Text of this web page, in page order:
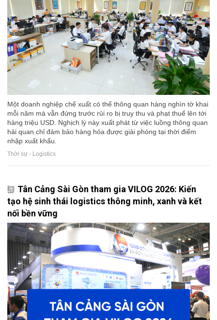
Một doanh nghiệp chế xuất có thể thông quan hàng nghìn tờ khai
mỗi năm mà vẫn đứng trước rủi ro bị truy thu và phạt thuế lên tới
hàng triệu USD. Nghịch lý này xuất phát từ việc luồng thông quan
hải quan chỉ đảm bảo hàng hóa được giải phóng tại thời điểm
nhập xuất khẩu.
Thời sự - Logistics
Tân Cảng Sài Gòn tham gia VILOG 2026: Kiến
tạo hệ sinh thái logistics thông minh, xanh và kết
nối bền vững